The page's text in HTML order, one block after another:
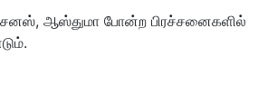
ஆஸ்துமா போன்ற பிரச்சனைகளில்